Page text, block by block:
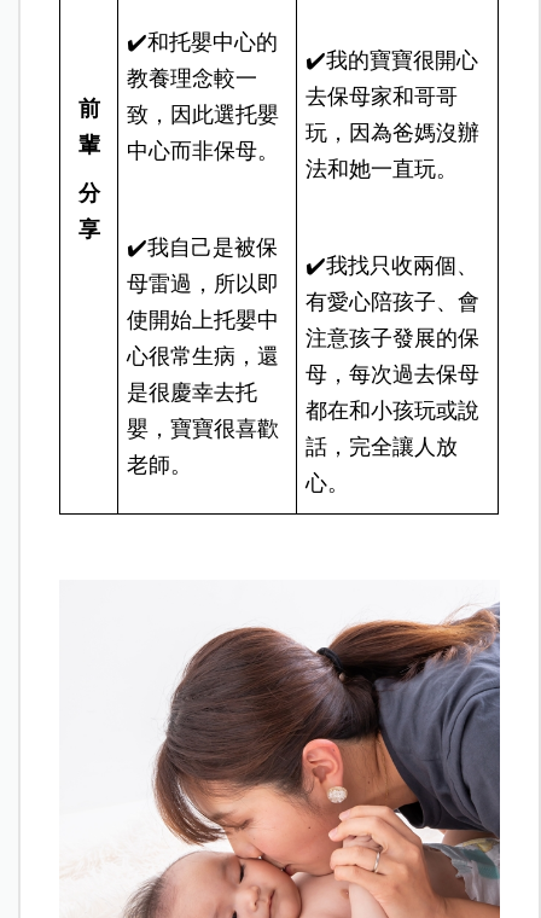
前
輩
分
享
✔️和托嬰中心的
教養理念較一
致，因此選托嬰
中心而非保母。
✔️我自己是被保
母雷過，所以即
使開始上托嬰中
心很常生病，還
是很慶幸去托
嬰，寶寶很喜歡
老師。
✔️我的寶寶很開心
去保母家和哥哥
玩，因為爸媽沒辦
法和她一直玩。
✔️我找只收兩個、
有愛心陪孩子、會
注意孩子發展的保
母，每次過去保母
都在和小孩玩或說
話，完全讓人放
心。